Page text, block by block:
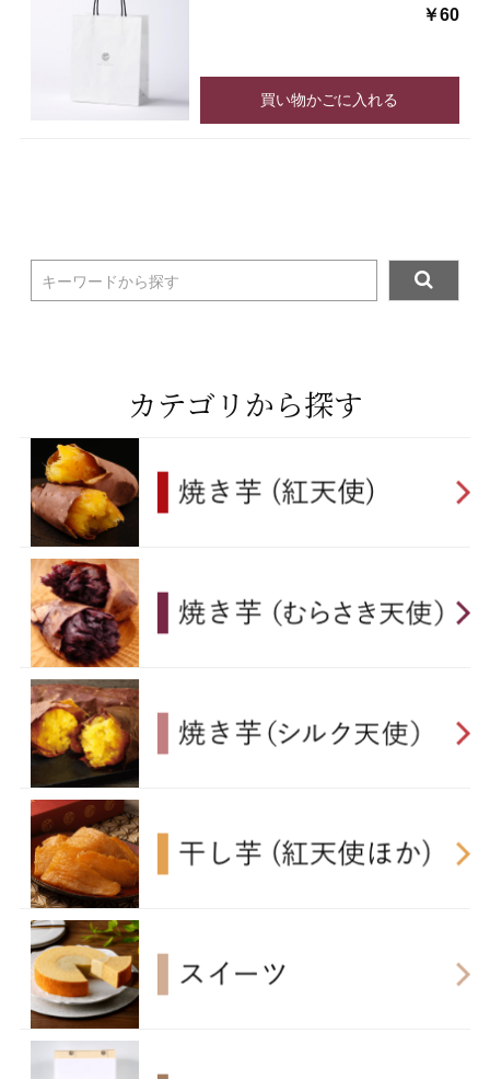
￥60
買い物かごに入れる
キーワードから探す
カテゴリから探す